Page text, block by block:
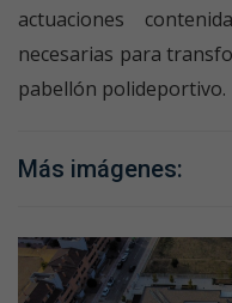
actuaciones
necesarias para
pabellón polideportivo.
Más imágenes: